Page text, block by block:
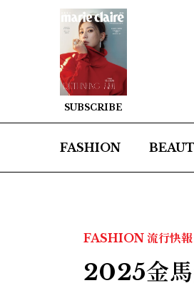
SUBSCRIBE
FASHION
FASHION 流行快報
2025金馬